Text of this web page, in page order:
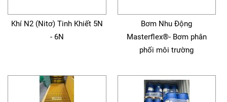
Khí N2 (Nitơ) Tinh Khiết 5N
- 6N
Bơm Nhu Động
Masterflex®- Bơm phân
phối môi trường